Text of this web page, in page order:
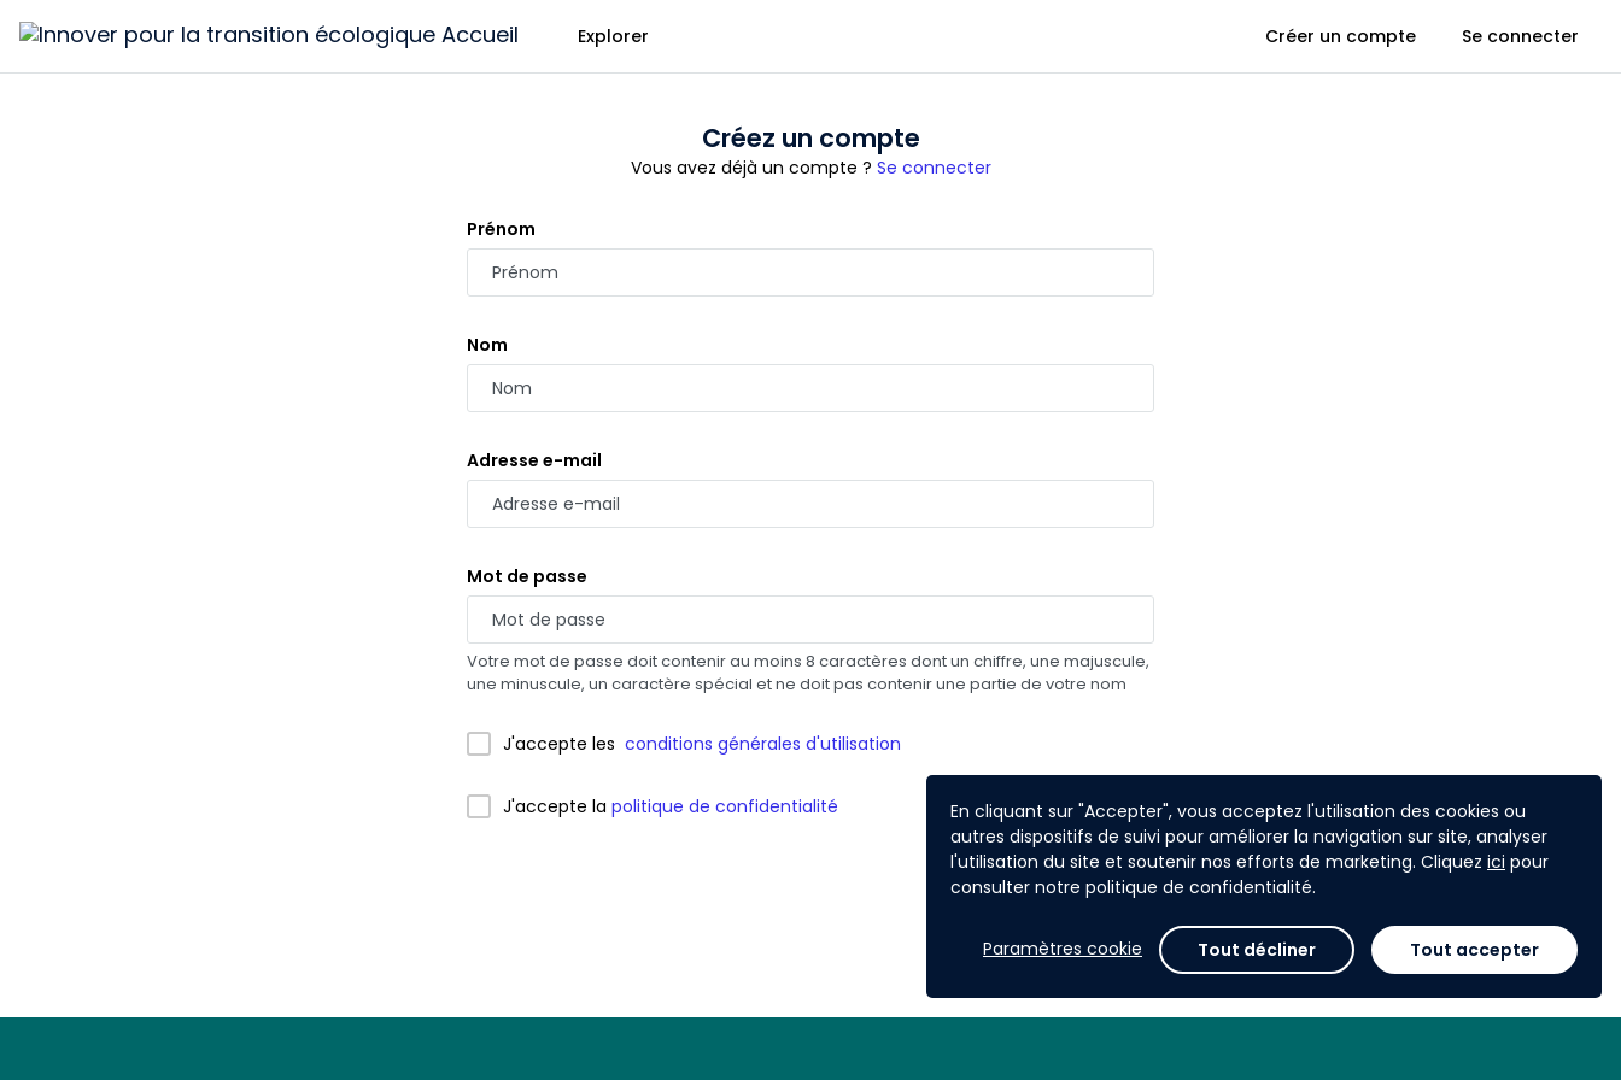
En cliquant sur "Accepter", vous acceptez l'utilisation des cookies ou
autres dispositifs de suivi pour améliorer la navigation sur site, analyser
l'utilisation du site et soutenir nos efforts de marketing. Cliquez ici pour
consulter notre politique de confidentialité.
Paramètres cookie Tout décliner Tout accepter
Innover
pour
Explorer Créer un compte Se connecter
Créez un compte
Vous avez déjà un compte ? Se connecter
Prénom
Nom
Adresse e-mail
Mot de passe
Votre mot de passe doit contenir au moins 8 caractères dont un chiffre, une majuscule,
une minuscule, un caractère spécial et ne doit pas contenir une partie de votre nom
J'accepte les conditions générales d'utilisation
J'accepte la politique de confidentialité
Suivant